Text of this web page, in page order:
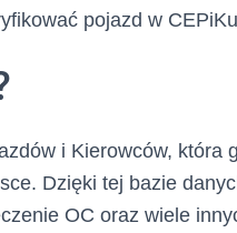
pojazd w
i Kierowców, która
Dzięki tej bazie
OC oraz wiele